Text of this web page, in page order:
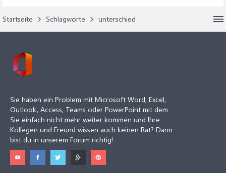
Startseite Schlagworte unterschied
Sie haben ein Problem mit Microsoft Word, Excel,
Outlook, Access, Teams oder PowerPoint mit dem
Sie einfach nicht mehr weiter kommen und Ihre
Kollegen und Freund wissen auch keinen Rat? Dann
bist du in unserem Forum richtig!